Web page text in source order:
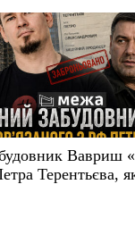
Вавриш
Терентьєва,